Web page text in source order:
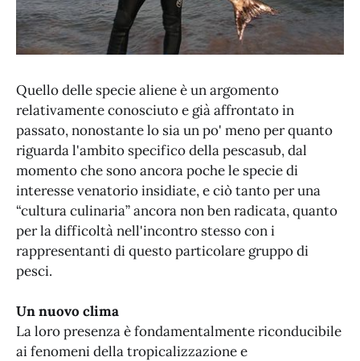
Quello delle specie aliene è un argomento
relativamente conosciuto e già affrontato in
passato, nonostante lo sia un po' meno per quanto
riguarda l'ambito specifico della pescasub, dal
momento che sono ancora poche le specie di
interesse venatorio insidiate, e ciò tanto per una
“cultura culinaria” ancora non ben radicata, quanto
per la difficoltà nell'incontro stesso con i
rappresentanti di questo particolare gruppo di
pesci.
Un nuovo clima
La loro presenza è fondamentalmente riconducibile
ai fenomeni della tropicalizzazione e